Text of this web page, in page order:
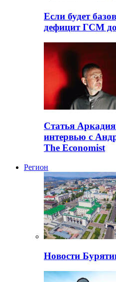
Если будет
дефицит ГСМ
Статья
интервью с
The Economist
Регион
Новости